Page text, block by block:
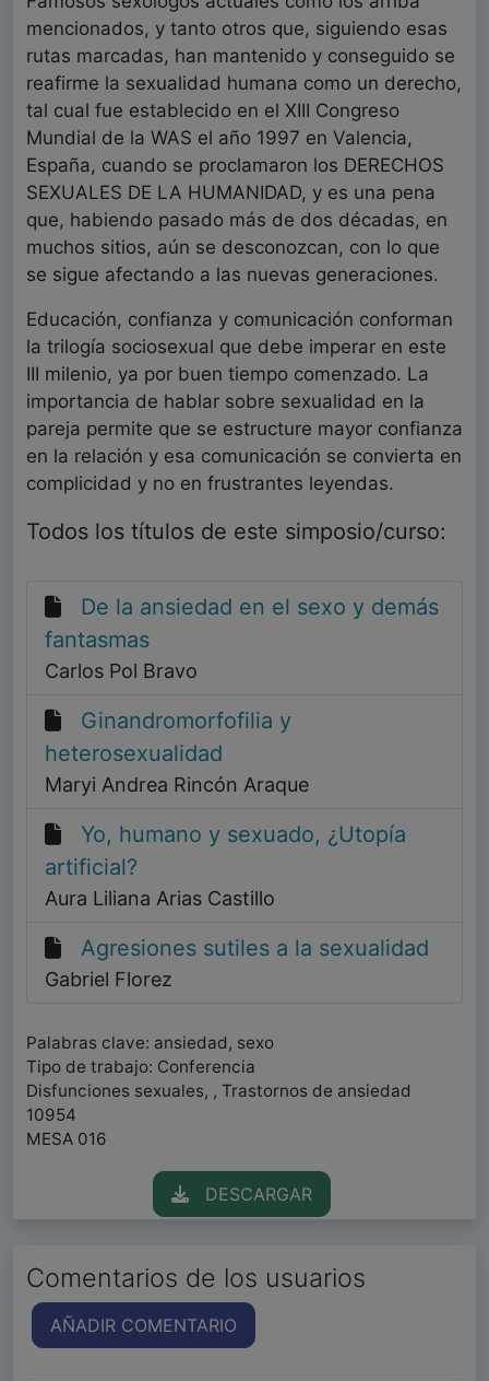
mencionados, y tanto otros que, siguiendo esas
rutas marcadas, han mantenido y conseguido se
reafirme la sexualidad humana como un derecho,
tal cual fue establecido en el XIII Congreso
Mundial de la WAS el año 1997 en Valencia,
España, cuando se proclamaron los DERECHOS
SEXUALES DE LA HUMANIDAD, y es una pena
que, habiendo pasado más de dos décadas, en
muchos sitios, aún se desconozcan, con lo que
se sigue afectando a las nuevas generaciones.
Educación, confianza y comunicación conforman
la trilogía sociosexual que debe imperar en este
III milenio, ya por buen tiempo comenzado. La
importancia de hablar sobre sexualidad en la
pareja permite que se estructure mayor confianza
en la relación y esa comunicación se convierta en
complicidad y no en frustrantes leyendas.
Todos los títulos de este simposio/curso:
De la ansiedad en el sexo y demás
fantasmas
Carlos Pol Bravo
Ginandromorfofilia y
heterosexualidad
Maryi Andrea Rincón Araque
Yo, humano y sexuado, ¿Utopía
artificial?
Aura Liliana Arias Castillo
Agresiones sutiles a la sexualidad
Gabriel Florez
Palabras clave: ansiedad, sexo
Tipo de trabajo: Conferencia
Disfunciones sexuales, , Trastornos de ansiedad
10954
MESA 016
DESCARGAR
Comentarios de los usuarios
AÑADIR COMENTARIO